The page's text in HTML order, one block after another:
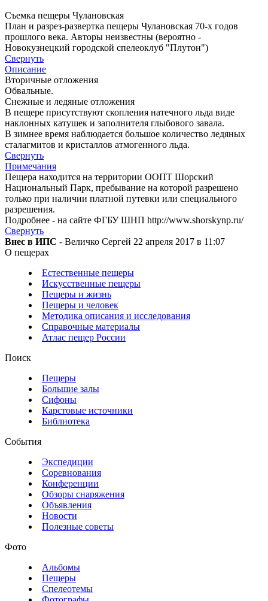
Съемка пещеры Чулановская
План и разрез-развертка пещеры Чулановская 70-х годов
прошлого века. Авторы неизвестны (вероятно -
Новокузнецкий городской спелеоклуб "Плутон")
Свернуть
Описание
Вторичные отложения
Обвальные.
Снежные и ледяные отложения
В пещере присутствуют скопления натечного льда виде
наклонных катушек и заполнителя глыбового завала.
В зимнее время наблюдается большое количество ледяных
сталагмитов и кристаллов атмогенного льда.
Свернуть
Примечания
Пещера находится на территории ООПТ Шорский
Национальный Парк, пребывание на которой разрешено
только при наличии платной путевки или специального
разрешения.
Подробнее - на сайте ФГБУ ШНП http://www.shorskynp.ru/
Свернуть
Внес в ИПС - Величко Сергей 22 апреля 2017 в 11:07
О пещерах
Естественные пещеры
Искусственные пещеры
Пещеры и жизнь
Пещеры и человек
Методика описания и исследования
Справочные материалы
Атлас пещер России
Поиск
Пещеры
Большие залы
Сифоны
Карстовые источники
Библиотека
События
Экспедиции
Соревнования
Конференции
Обзоры снаряжения
Объявления
Новости
Полезные советы
Фото
Альбомы
Пещеры
Спелеотемы